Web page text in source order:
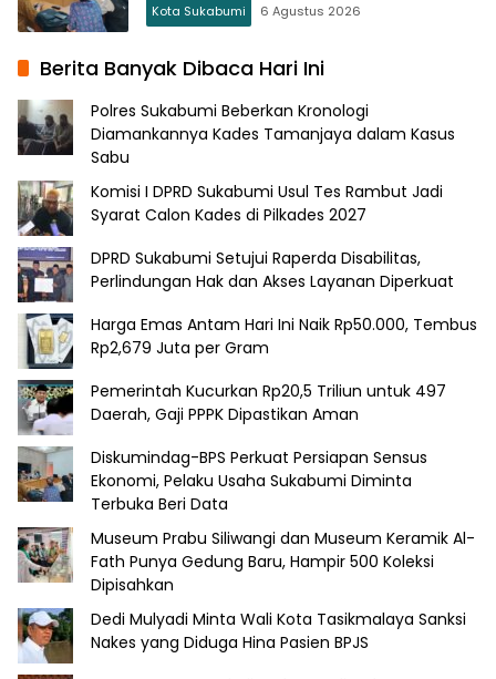
Kota Sukabumi 6 Agustus 2026
Berita Banyak Dibaca Hari Ini
Polres Sukabumi Beberkan Kronologi
Diamankannya Kades Tamanjaya dalam Kasus
Sabu
Komisi I DPRD Sukabumi Usul Tes Rambut Jadi
Syarat Calon Kades di Pilkades 2027
DPRD Sukabumi Setujui Raperda Disabilitas,
Perlindungan Hak dan Akses Layanan Diperkuat
Harga Emas Antam Hari Ini Naik Rp50.000, Tembus
Rp2,679 Juta per Gram
Pemerintah Kucurkan Rp20,5 Triliun untuk 497
Daerah, Gaji PPPK Dipastikan Aman
Diskumindag-BPS Perkuat Persiapan Sensus
Ekonomi, Pelaku Usaha Sukabumi Diminta
Terbuka Beri Data
Museum Prabu Siliwangi dan Museum Keramik Al-
Fath Punya Gedung Baru, Hampir 500 Koleksi
Dipisahkan
Dedi Mulyadi Minta Wali Kota Tasikmalaya Sanksi
Nakes yang Diduga Hina Pasien BPJS